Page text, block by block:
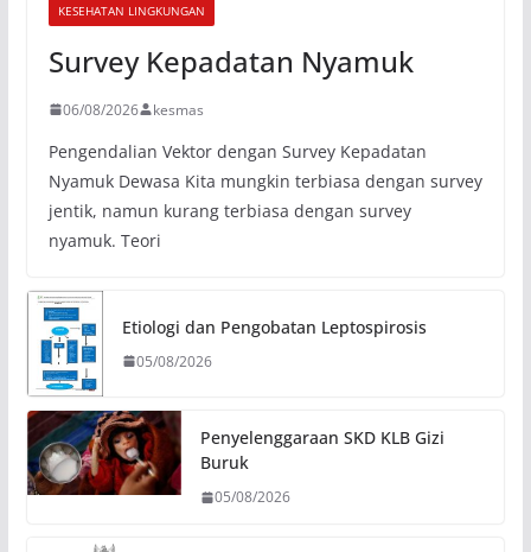
KESEHATAN LINGKUNGAN
Survey Kepadatan Nyamuk
06/08/2026 kesmas
Pengendalian Vektor dengan Survey Kepadatan
Nyamuk Dewasa Kita mungkin terbiasa dengan survey
jentik, namun kurang terbiasa dengan survey
nyamuk. Teori
Etiologi dan Pengobatan Leptospirosis
05/08/2026
Penyelenggaraan SKD KLB Gizi
Buruk
05/08/2026